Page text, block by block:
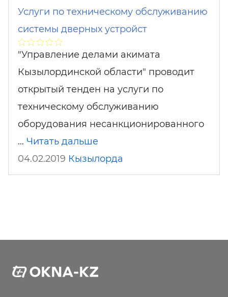
Услуги по техническому обслуживанию
системы дверных устройст
"Управление делами акимата
Кызылординской области" проводит
открытый тенден на услуги по
техническому обслуживанию
оборудования несанкционированного
… Читать дальше
04.02.2019 Кызылорда